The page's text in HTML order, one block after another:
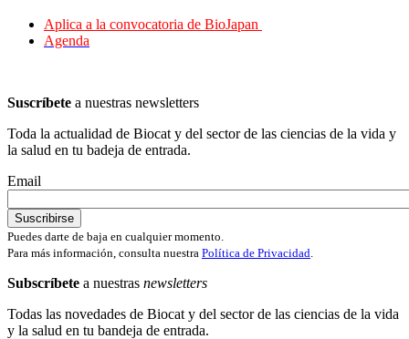
Aplica a la convocatoria de BioJapan
Agenda
Suscríbete a nuestras newsletters
Toda la actualidad de Biocat y del sector de las ciencias de la vida y
la salud en tu badeja de entrada.
Email
Puedes darte de baja en cualquier momento.
Para más información, consulta nuestra Política de Privacidad
Subscríbete a nuestras newsletters
Todas las novedades de Biocat y del sector de las ciencias de la vida
y la salud en tu bandeja de entrada.